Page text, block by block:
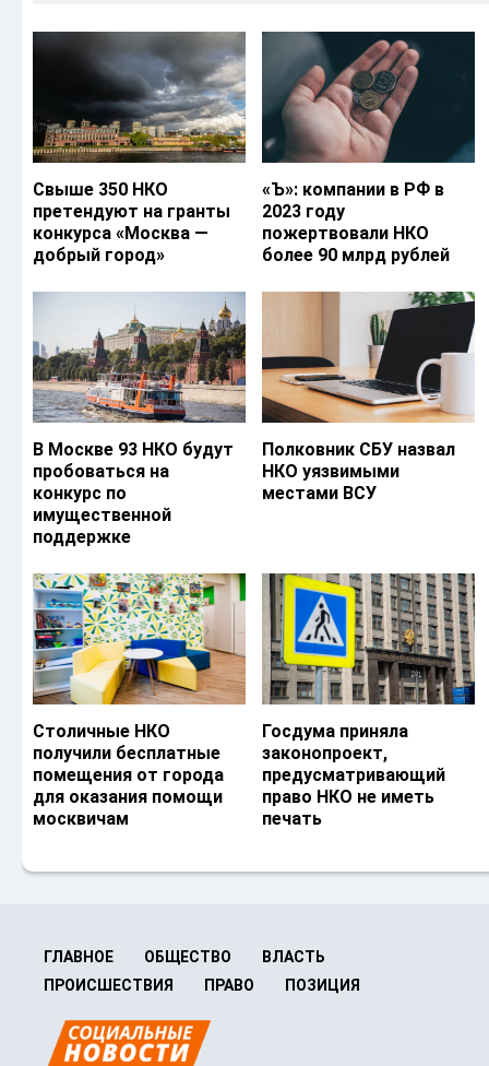
Свыше 350 НКО
претендуют на гранты
конкурса «Москва —
добрый город»
«Ъ‎»: компании в РФ в
2023 году
пожертвовали НКО
более 90 млрд рублей
В Москве 93 НКО будут
пробоваться на
конкурс по
имущественной
поддержке
Полковник СБУ назвал
НКО уязвимыми
местами ВСУ
Столичные НКО
получили бесплатные
помещения от города
для оказания помощи
москвичам
Госдума приняла
законопроект,
предусматривающий
право НКО не иметь
печать
ГЛАВНОЕ ОБЩЕСТВО
ВЛАСТЬ
ПРОИСШЕСТВИЯ
ПРАВО ПОЗИЦИЯ